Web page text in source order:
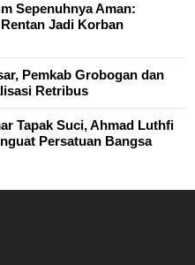
Sepenuhnya Aman:
Jadi Korban
Pemkab Grobogan dan
Retribus
Tapak Suci, Ahmad Luthfi
Persatuan Bangsa